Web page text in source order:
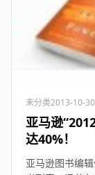
未分类2013-10-30
亚马逊
达40%！
亚马逊图书编